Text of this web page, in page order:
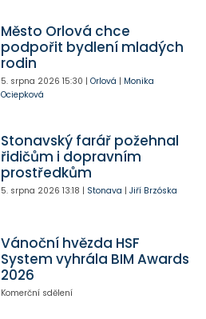
Město Orlová chce
podpořit bydlení mladých
rodin
5. srpna 2026 15:30 | Orlová | Monika
Ociepková
Stonavský farář požehnal
řidičům i dopravním
prostředkům
5. srpna 2026 13:18 | Stonava | Jiří Brzóska
Vánoční hvězda HSF
System vyhrála BIM Awards
2026
Komerční sdělení